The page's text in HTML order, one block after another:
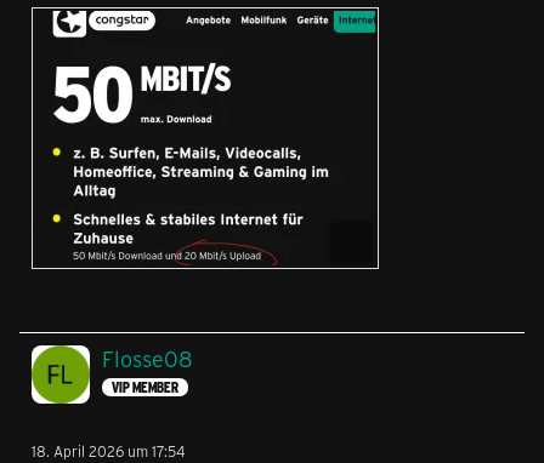
Flosse08
VIP MEMBER
18. April 2026 um 17:54